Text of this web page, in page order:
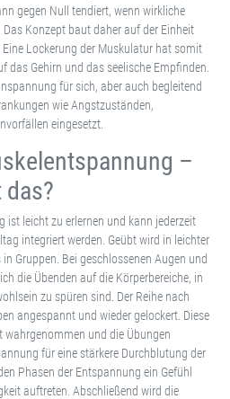
gegen Null tendiert, wenn wirkliche
Konzept baut daher auf der Einheit
Eine Lockerung der Muskulatur hat somit
das Gehirn und das seelische Empfinden.
für sich, aber auch begleitend
wie Angstzuständen,
eingesetzt.
–
ist leicht zu erlernen und kann jederzeit
integriert werden. Geübt wird in leichter
Gruppen. Bei geschlossenen Augen und
die Übenden auf die Körperbereiche, in
zu spüren sind. Der Reihe nach
angespannt und wieder gelockert. Diese
wahrgenommen und die Übungen
für eine stärkere Durchblutung der
Phasen der Entspannung ein Gefühl
auftreten. Abschließend wird die